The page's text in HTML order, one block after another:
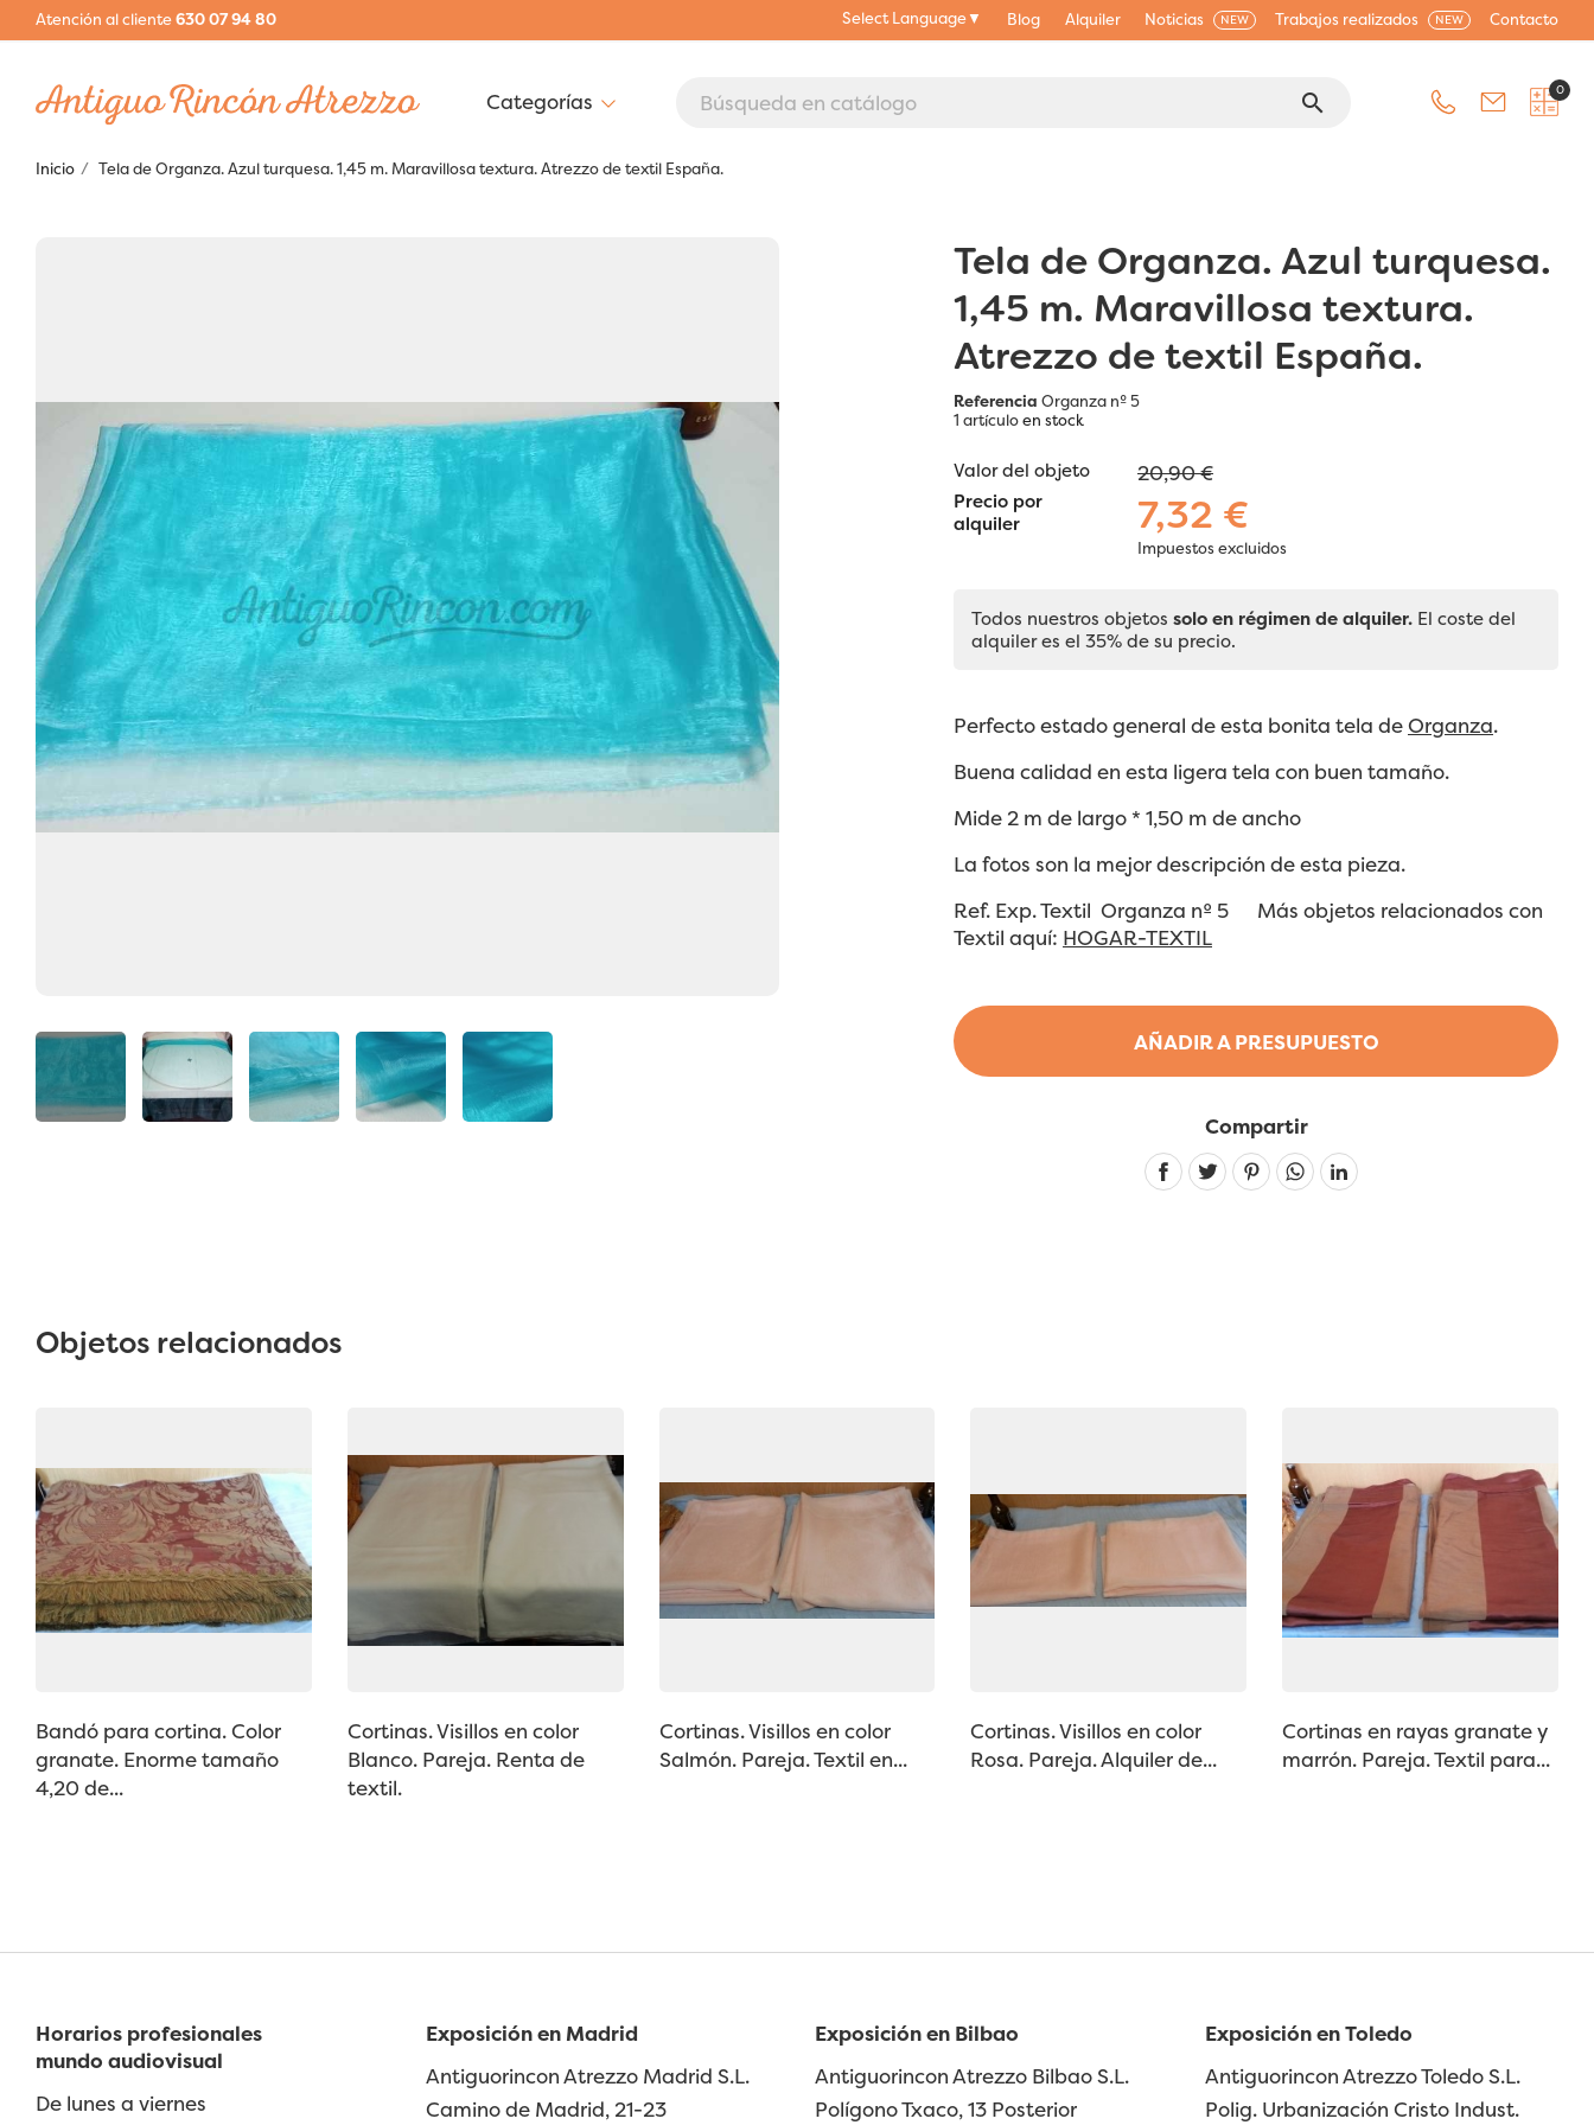
Atención al cliente630 07 94 80 Select Language▼ Blog Alquiler Noticias NEW Trabajos realizados NEW Contacto
search 0
Inicio Tela de Organza. Azul turquesa. 1,45 m. Maravillosa textura. Atrezzo de textil España.
Tela de Organza. Azul turquesa.
1,45 m. Maravillosa textura.
Atrezzo de textil España.
Referencia Organza nº 5
1 artículoen stock
AÑADIR A PRESUPUESTO
Valor del objeto 20,90 €
Precio por
alquiler
7,32 €
Impuestos excluidos
Todos nuestros objetos solo en régimen de alquiler. El coste del
alquiler es el 35% de su precio.
Perfecto estado general de esta bonita tela deOrganza.
Buena calidad en esta ligera tela con buen tamaño.
Mide 2 m de largo * 1,50 m de ancho
La fotos son la mejor descripción de esta pieza.
Ref. Exp. Textil Organza nº 5 Más objetos relacionados con
Textil aquí: HOGAR-TEXTIL
Compartir
Linkedin
Objetos relacionados
Bandó para cortina. Color
granate. Enorme tamaño
4,20 de...
Cortinas. Visillos en color
Blanco. Pareja. Renta de
textil.
Cortinas. Visillos en color
Salmón. Pareja. Textil en...
Cortinas. Visillos en color
Rosa. Pareja. Alquiler de...
Cortinas en rayas granate y
marrón. Pareja. Textil para...
Horarios profesionales
mundo audiovisual
De lunes a viernes
Exposición en Madrid
Antiguorincon Atrezzo Madrid S.L.
Camino de Madrid, 21-23
Exposición en Bilbao
Antiguorincon Atrezzo Bilbao S.L.
Polígono Txaco, 13 Posterior
Exposición en Toledo
Antiguorincon Atrezzo Toledo S.L.
Polig. Urbanización Cristo Indust.